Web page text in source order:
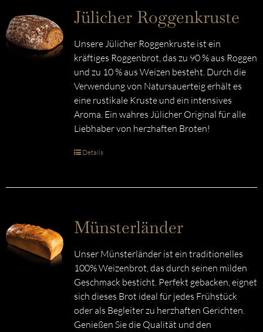
Jülicher Roggenkruste
Unsere Jülicher Roggenkruste ist ein
kräftiges Roggenbrot, das zu 90 % aus Roggen
und zu 10 % aus Weizen besteht. Durch die
Verwendung von Natursauerteig erhält es
eine rustikale Kruste und ein intensives
Aroma. Ein wahres Jülicher Original für alle
Liebhaber von herzhaften Broten!
Details
Münsterländer
Unser Münsterländer ist ein traditionelles
100% Weizenbrot, das durch seinen milden
Geschmack besticht. Perfekt gebacken, eignet
sich dieses Brot ideal für jedes Frühstück
oder als Begleiter zu herzhaften Gerichten.
Genießen Sie die Qualität und den